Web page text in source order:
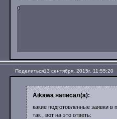
0
Поделиться13 сентября, 2015г. 11:55:20
Aikawa написал(а):
какие подготовленные заявки
так , вот на это ответь: